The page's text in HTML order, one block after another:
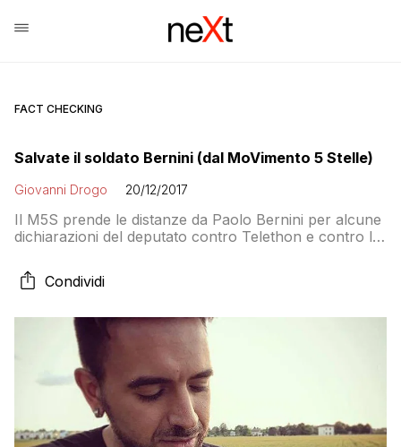
FACT CHECKING
Salvate il soldato Bernini (dal MoVimento 5 Stelle)
Giovanni Drogo 20/12/2017
Il M5S prende le distanze da Paolo Bernini per alcune
dichiarazioni del deputato contro Telethon e contro la
prendere le distanze da Paola Taverna, Beppe Grillo e
dal M5S che negli anni scorsi hanno detto le stesse
Condividi